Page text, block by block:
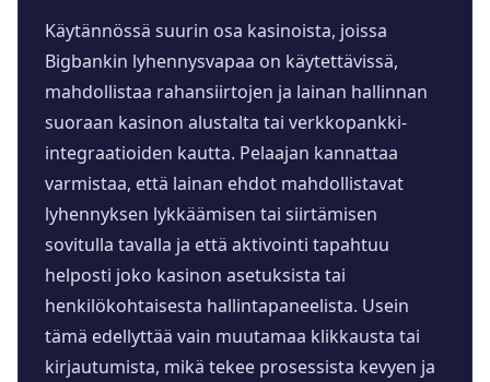
Käytännössä suurin osa kasinoista, joissa
Bigbankin lyhennysvapaa on käytettävissä,
mahdollistaa rahansiirtojen ja lainan hallinnan
suoraan kasinon alustalta tai verkkopankki-
integraatioiden kautta. Pelaajan kannattaa
varmistaa, että lainan ehdot mahdollistavat
lyhennyksen lykkäämisen tai siirtämisen
sovitulla tavalla ja että aktivointi tapahtuu
helposti joko kasinon asetuksista tai
henkilökohtaisesta hallintapaneelista. Usein
tämä edellyttää vain muutamaa klikkausta tai
kirjautumista, mikä tekee prosessista kevyen ja